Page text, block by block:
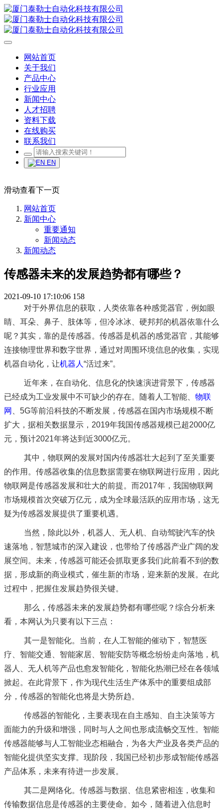
网站首页
关于我们
产品中心
行业应用
新闻中心
人才招聘
资料下载
在线购买
联系我们
EN
滑动查看下一页
网站首页
新闻中心
重要通知
新闻动态
新闻动态
传感器未来的发展趋势都有哪些？
2021-09-10 17:10:06 158
对于外界信息的获取，人类依靠各种感觉器官，例如眼
睛、耳朵、鼻子、肢体等，但冷冰冰、硬邦邦的机器依靠什么
呢？其实，靠的是传感器。传感器是机器的感觉器官，其能够
连接物理世界和数字世界，通过对周围环境信息的收集，实现
机器自动化，让机器人 “活过来”。
近年来，在自动化、信息化的快速演进背景下，传感器
已经成为工业发展中不可缺少的存在。随着人工智能、 物联
网
、5G等前沿科技的不断发展，传感器在国内市场规模不断
扩大，据相关数据显示，2019年我国传感器规模已超2000亿
元，预计2021年将达到近3000亿元。
其中，物联网的发展对国内传感器壮大起到了至关重要
的作用。传感器收集的信息数据需要在物联网进行应用，因此
物联网是传感器发展和壮大的前提。而2017年，我国物联网
市场规模首次突破万亿元，成为全球最活跃的应用市场，这无
疑为传感器发展提供了重要机遇。
当然，除此以外，机器人、无人机、自动驾驶汽车的快
速落地，智慧城市的深入建设，也带给了传感器产业广阔的发
展空间。未来，传感器可能还会抓取更多我们此前看不到的数
据，形成新的商业模式，催生新的市场，迎来新的发展。在此
过程中，把握住发展趋势很关键。
那么，传感器未来的发展趋势都有哪些呢？综合分析来
看，本网认为只要有以下三点：
其一是智能化。当前，在人工智能的催动下，智慧医
疗、智能交通、智能家居、智能安防等概念纷纷走向落地，机
器人、无人机等产品也愈发智能化，智能化热潮已经在各领域
掀起。在此背景下，作为现代生活生产体系中的重要组成部
分，传感器的智能化也将是大势所趋。
传感器的智能化，主要表现在自主感知、自主决策等方
面能力的升级和增强，同时与人之间也形成流畅交互性。智能
传感器能够与人工智能业态相融合，为各大产业及各类产品的
智能化提供坚实支撑。现阶段，我国已经初步形成智能传感器
产品体系，未来有待进一步发展。
其二是网络化。传感器与数据、信息紧密相连，收集和
传输数据信息是传感器的主要使命。如今，随着进入信息时